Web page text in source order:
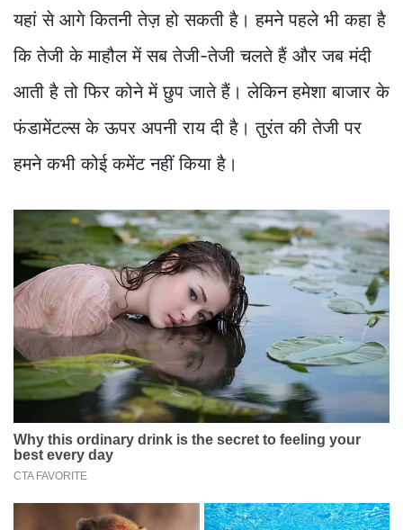
यहां से आगे कितनी तेज़ हो सकती है। हमने पहले भी कहा है
कि तेजी के माहौल में सब तेजी-तेजी चलते हैं और जब मंदी
आती है तो फिर कोने में छुप जाते हैं। लेकिन हमेशा बाजार के
फंडामेंटल्स के ऊपर अपनी राय दी है। तुरंत की तेजी पर
हमने कभी कोई कमेंट नहीं किया है।